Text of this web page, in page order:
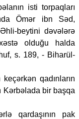
isti torpaqları
Ömər ibn Səd,
beytini dəvələrə
olduğu halda
s. 189, - Biharül-
qadınların
Kərbəlada bir başqa
qardaşının pak